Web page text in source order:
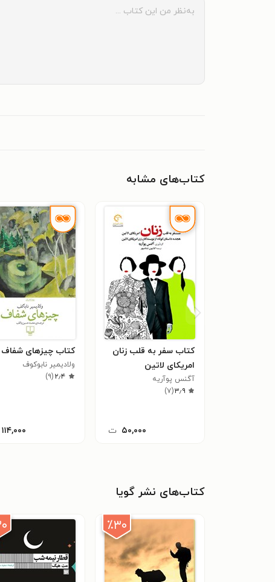
کتاب‌های مشابه
کتاب سفر به قلب زنان
امریکای لاتین
آگنس پوآریه
۳٫۹(۷)
۵۰,۰۰۰ ت
کتاب چیزهای شفاف
ولادیمیر نابوکوف
۲٫۴(۹)
۱۱۴,۰۰۰
کتاب‌های نشر گویا
٪۳۰